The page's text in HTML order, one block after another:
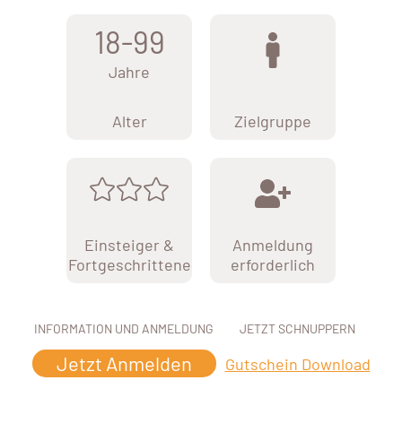
18-99
Jahre
Alter Zielgruppe
Einsteiger &
Fortgeschrittene
Anmeldung
erforderlich
INFORMATION UND ANMELDUNG
Jetzt Anmelden
JETZT SCHNUPPERN
Gutschein Download